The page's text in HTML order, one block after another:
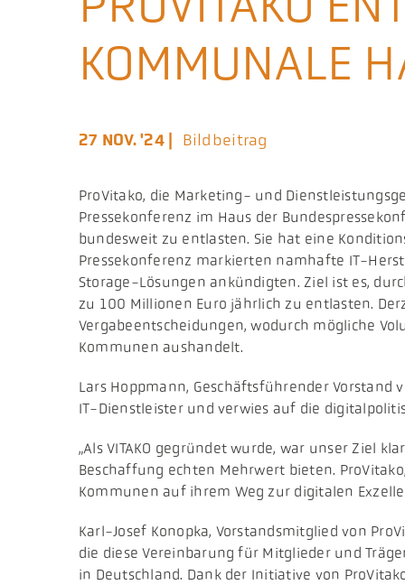
KOMMUNALE
27 NOV. '24 | Bildbeitrag
ProVitako, die Marketing- und
Pressekonferenz im Haus der
bundesweit zu entlasten. Sie hat eine
Pressekonferenz markierten namhafte IT-
Storage-Lösungen ankündigten. Ziel ist es,
zu 100 Millionen Euro jährlich zu entlasten.
Vergabeentscheidungen, wodurch mögliche
Kommunen aushandelt.
Lars Hoppmann, Geschäftsführender Vorstand
IT-Dienstleister und verwies auf die
„Als VITAKO gegründet wurde, war unser Ziel
Beschaffung echten Mehrwert bieten.
Kommunen auf ihrem Weg zur digitalen
Karl-Josef Konopka, Vorstandsmitglied von
die diese Vereinbarung für Mitglieder und
in Deutschland. Dank der Initiative von